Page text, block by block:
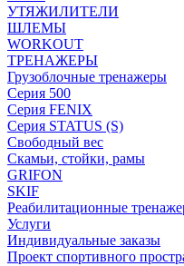
УТЯЖИЛИТЕЛИ
ШЛЕМЫ
WORKOUT
ТРЕНАЖЕРЫ
Грузоблочные тренажеры
Серия 500
Серия FENIX
Серия STATUS (S)
Свободный вес
Скамьи, стойки, рамы
GRIFON
SKIF
Реабилитационные
Услуги
Индивидуальные заказы
Проект спортивного